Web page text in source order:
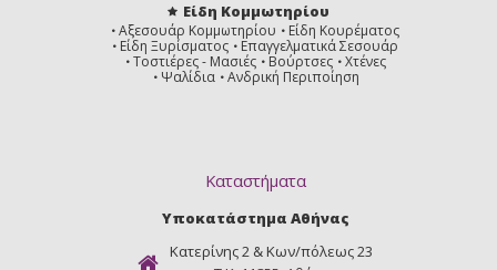
Είδη Κομμωτηρίου
Αξεσουάρ Κομμωτηρίου
Είδη Κουρέματος
Είδη Ξυρίσματος
Επαγγελματικά Σεσουάρ
Τοστιέρες - Μασιές
Βούρτσες
Χτένες
Ψαλίδια
Ανδρική Περιποίηση
Καταστήματα
Υποκατάστημα Αθήνας
Κατερίνης 2 & Κων/πόλεως 23